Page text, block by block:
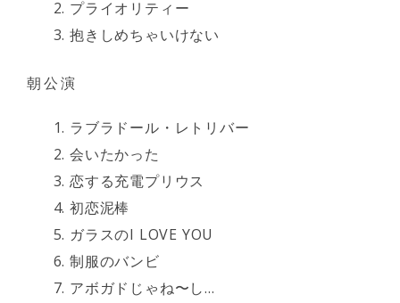
プライオリティー
抱きしめちゃいけない
朝公演
ラブラドール・レトリバー
会いたかった
恋する充電プリウス
初恋泥棒
ガラスのI LOVE YOU
制服のバンビ
アボガドじゃね〜し…